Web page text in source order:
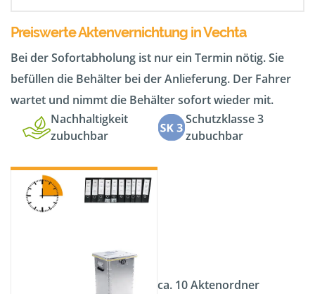
Preiswerte Aktenvernichtung in Vechta
Bei der Sofortabholung ist nur ein Termin nötig. Sie
befüllen die Behälter bei der Anlieferung. Der Fahrer
wartet und nimmt die Behälter sofort wieder mit.
Nachhaltigkeit
zubuchbar
Schutzklasse 3
zubuchbar
ca. 10 Aktenordner